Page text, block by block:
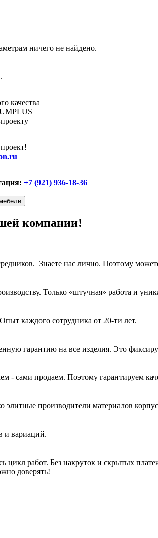
ничего не найдено.
качества
+7 (921) 936-18-36
компании!
Знаете нас лично. Поэтому
Только «штучная» работа и
каждого сотрудника от 20-ти лет.
гарантию на все изделия. Это
- сами продаем. Поэтому гарантируем
элитные производители материалов
и вариаций.
цикл работ. Без накруток и скрытых
доверять!